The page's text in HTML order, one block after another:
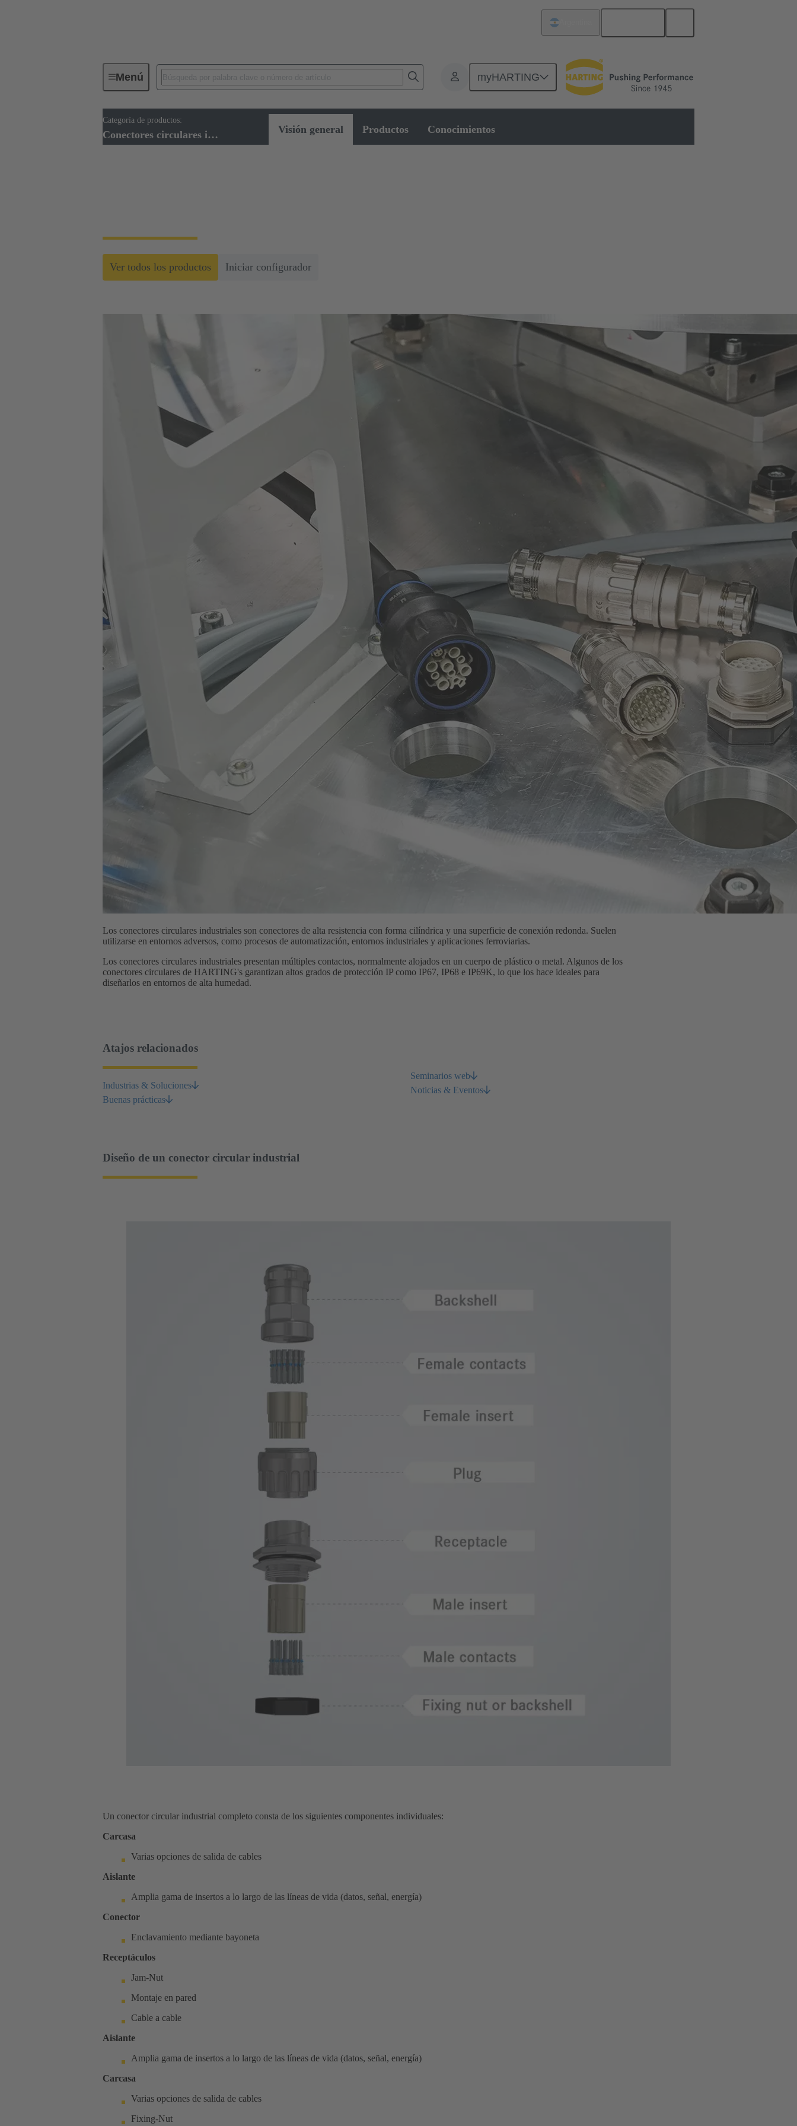
Menú myHARTING
Categoría de productos:
Conectores circulares industriales Visión general Productos Conocimientos
Conectores industriales / Han®
Ver todos los productos Iniciar configurador
Los conectores circulares industriales son conectores de alta resistencia con forma cilíndrica y una superficie de conexión redonda. Suelen
utilizarse en entornos adversos, como procesos de automatización, entornos industriales y aplicaciones ferroviarias.
Los conectores circulares industriales presentan múltiples contactos, normalmente alojados en un cuerpo de plástico o metal. Algunos de los
conectores circulares de HARTING's garantizan altos grados de protección IP como IP67, IP68 e IP69K, lo que los hace ideales para
diseñarlos en entornos de alta humedad.
Atajos relacionados
Industrias & Soluciones
Buenas prácticas
Seminarios web
Noticias & Eventos
Diseño de un conector circular industrial
Un conector circular industrial completo consta de los siguientes componentes individuales:
Carcasa
Varias opciones de salida de cables
Aislante
Amplia gama de insertos a lo largo de las líneas de vida (datos, señal, energía)
Conector
Enclavamiento mediante bayoneta
Receptáculos
Jam-Nut
Montaje en pared
Cable a cable
Aislante
Amplia gama de insertos a lo largo de las líneas de vida (datos, señal, energía)
Carcasa
Varias opciones de salida de cables
Fixing-Nut